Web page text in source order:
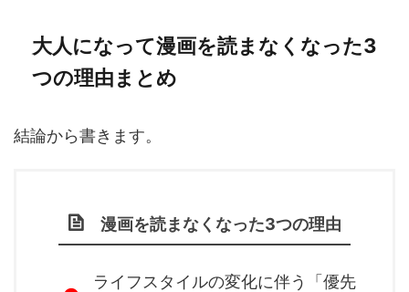
大人になって漫画を読まなくなった3
つの理由まとめ
結論から書きます。
漫画を読まなくなった3つの理由
ライフスタイルの変化に伴う「優先